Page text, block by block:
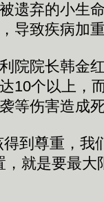
遗弃的小生
导致疾病加
院长韩金
10个以上，
等伤害造成
到尊重，我
，就是要最